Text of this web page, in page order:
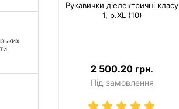
Рукавички діелектричні класу
1, р.XL (10)
2 500.20 грн.
Під замовлення